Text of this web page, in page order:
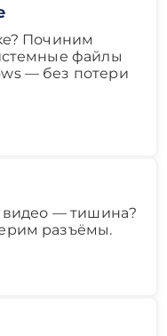
Починим
файлы
— без потери
видео — тишина?
разъёмы.